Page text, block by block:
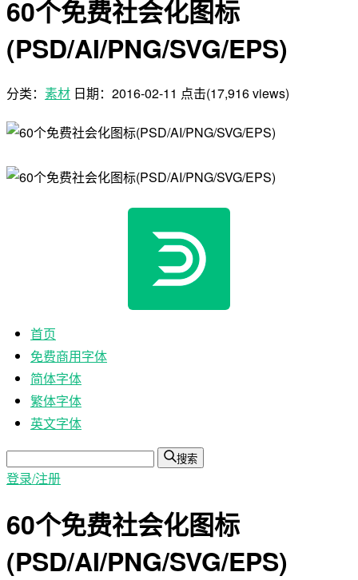
60个免费社会化图标
(PSD/AI/PNG/SVG/EPS)
分类： 素材 日期： 2016-02-11 点击(17,916 views)
首页
免费商用字体
简体字体
繁体字体
英文字体
搜索
登录/注册
60个免费社会化图标
(PSD/AI/PNG/SVG/EPS)